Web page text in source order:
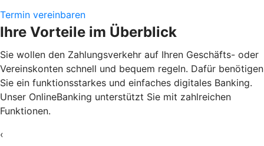
Termin vereinbaren
Ihre Vorteile im Überblick
Sie wollen den Zahlungsverkehr auf Ihren Geschäfts- oder
Vereinskonten schnell und bequem regeln. Dafür benötigen
Sie ein funktionsstarkes und einfaches digitales Banking.
Unser OnlineBanking unterstützt Sie mit zahlreichen
Funktionen.
‹